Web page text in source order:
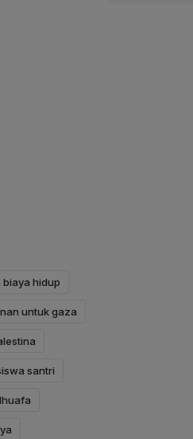
hidup
untuk gaza
santri